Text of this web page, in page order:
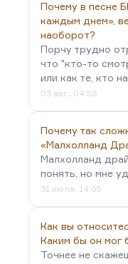
Почему в песне
каждым днем»,
наоборот?
Порчу трудно
что "кто-то
или как те, кто
03 авг., 04:58
Почему так
«Малхолланд
Малхолланд
понять, но мне
31 июля, 14:05
Как вы
Каким бы он мог
Точнее не